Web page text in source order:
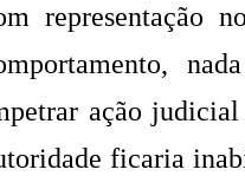
representação
ação judicial
ficaria